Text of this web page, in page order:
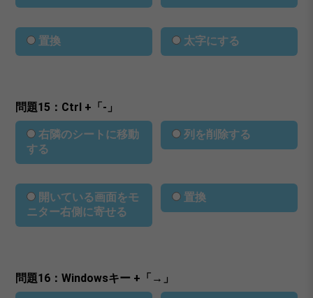
置換 太字にする
問題15：Ctrl +「-」
右隣のシートに移動
する
列を削除する
開いている画面をモ
ニター右側に寄せる
置換
問題16：Windowsキー +「→」